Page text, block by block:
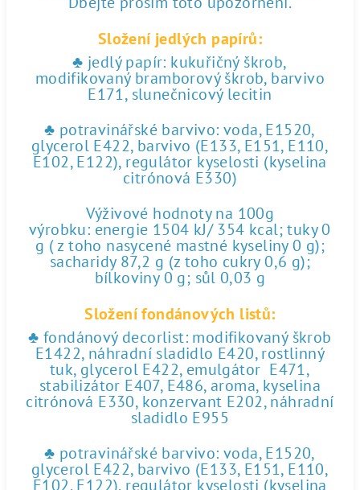
Složení jedlých papírů:
♣ jedlý papír: kukuřičný škrob,
modifikovaný bramborový škrob, barvivo
E171, slunečnicový lecitin
♣ potravinářské barvivo: voda, E1520,
glycerol E422, barvivo (E133, E151, E110,
E102, E122), regulátor kyselosti (kyselina
citrónová E330)
Výživové hodnoty na 100g
výrobku: energie 1504 kJ/ 354 kcal; tuky 0
g ( z toho nasycené mastné kyseliny 0 g);
sacharidy 87,2 g (z toho cukry 0,6 g);
bílkoviny 0 g; sůl 0,03 g
Složení fondánových listů:
♣ fondánový decorlist: modifikovaný škrob
E1422, náhradní sladidlo E420, rostlinný
tuk, glycerol E422, emulgátor E471,
stabilizátor E407, E486, aroma, kyselina
citrónová E330, konzervant E202, náhradní
sladidlo E955
♣ potravinářské barvivo: voda, E1520,
glycerol E422, barvivo (E133, E151, E110,
E102, E122), regulátor kyselosti (kyselina